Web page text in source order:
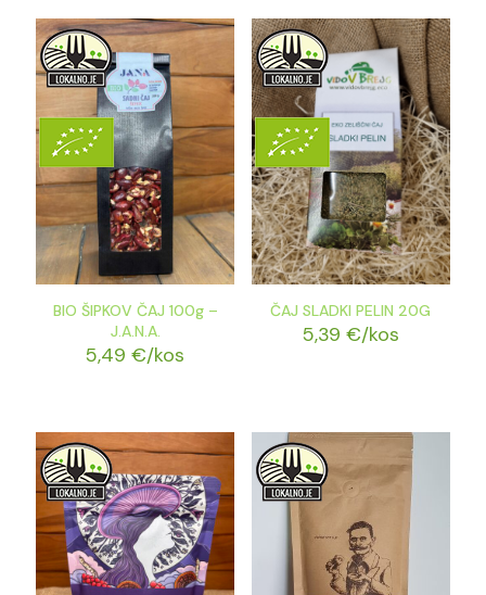
BIO ŠIPKOV ČAJ 100g –
J.A.N.A.
5,49€/kos
ČAJ SLADKI PELIN 20G
5,39 €/kos